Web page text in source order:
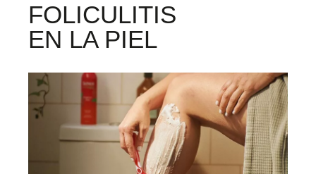
FOLICULITIS
EN LA PIEL